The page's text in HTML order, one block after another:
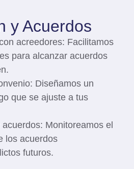
y Acuerdos
acreedores: Facilitamos
para alcanzar acuerdos
: Diseñamos un
que se ajuste a tus
acuerdos: Monitoreamos el
los acuerdos
futuros.